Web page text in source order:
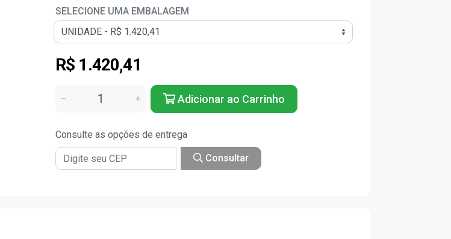
SELECIONE UMA EMBALAGEM
R$ 1.420,41
Adicionar ao Carrinho
Consulte as opções de entrega
Consultar